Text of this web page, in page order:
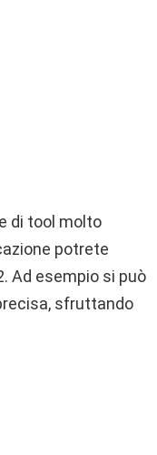
di tool molto
potrete
Ad esempio si può
sfruttando